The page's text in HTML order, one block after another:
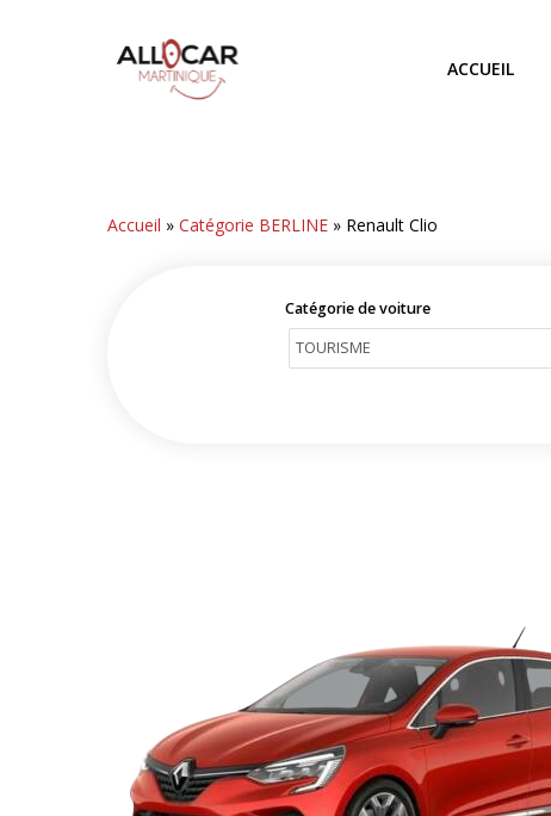
ACCUEIL
Accueil »Catégorie BERLINE » Renault Clio
Catégorie de voiture